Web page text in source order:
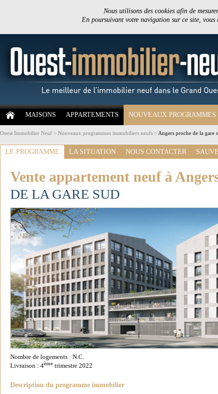
Nous utilisons des cookies afin de
En poursuivant votre navigation sur ce site,
MAISONS APPARTEMENTS NOUVEAUX PROGRAMMES
Ouest Immobilier Neuf > Nouveaux programmes immobiliers neufs > Angers proche de la gare
LE PROGRAMME LA SITUATION NOUS CONTACTER
Vente appartement neuf à
DE LA GARE SUD
Nombre de logements : N.C.
Livraison : 4ème trimestre 2022
Description du programme immobilier